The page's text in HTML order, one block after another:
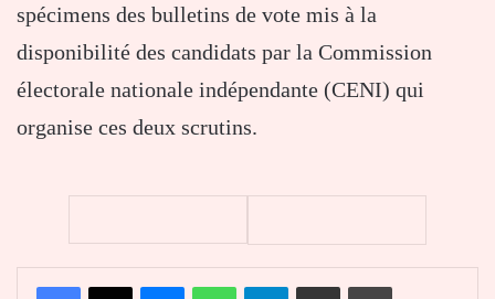
spécimens des bulletins de vote mis à la
disponibilité des candidats par la Commission
électorale nationale indépendante (CENI) qui
organise ces deux scrutins.
FacebookX MessengerWhatsAppTelegramPartager par email Imprimer